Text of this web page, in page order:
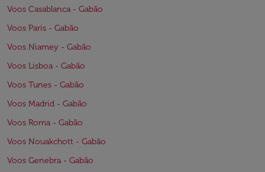
Voos Casablanca - Gabão
Voos Paris - Gabão
Voos Niamey - Gabão
Voos Lisboa - Gabão
Voos Tunes - Gabão
Voos Madrid - Gabão
Voos Roma - Gabão
Voos Nouakchott - Gabão
Voos Genebra - Gabão